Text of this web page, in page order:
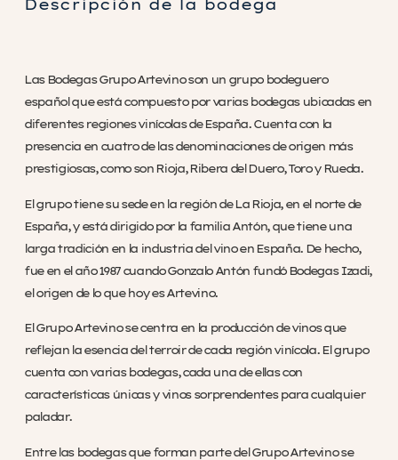
Descripción de la bodega
Las Bodegas Grupo Artevino son un grupo bodeguero
español que está compuesto por varias bodegas ubicadas en
diferentes regiones vinícolas de España. Cuenta con la
presencia en cuatro de las denominaciones de origen más
prestigiosas, como son Rioja, Ribera del Duero, Toro y Rueda.
El grupo tiene su sede en la región de La Rioja, en el norte de
España, y está dirigido por la familia Antón, que tiene una
larga tradición en la industria del vino en España. De hecho,
fue en el año 1987 cuando Gonzalo Antón fundó Bodegas Izadi,
el origen de lo que hoy es Artevino.
El Grupo Artevino se centra en la producción de vinos que
reflejan la esencia del terroir de cada región vinícola. El grupo
cuenta con varias bodegas, cada una de ellas con
características únicas y vinos sorprendentes para cualquier
paladar.
Entre las bodegas que forman parte del Grupo Artevino se